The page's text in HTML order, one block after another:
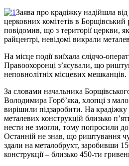
Заява про крадіжку надійшла
церковних комітетів в Борщівський
повідомив, що з території церкви,
райцентрі, невідомі викрали
На місце події виїхала слідчо-
Правоохоронці з’ясували, що
неповнолітніх місцевих мешканців.
За словами начальника Борщівського
Володимира Горб’яка, хлопці з
вирішили підзаробити. На
металевих конструкцій близько
нести не змогли, тому попросили
Останній не знав, що риштування
здали на металобрухт, заробивши
конструкції – близько 450-ти